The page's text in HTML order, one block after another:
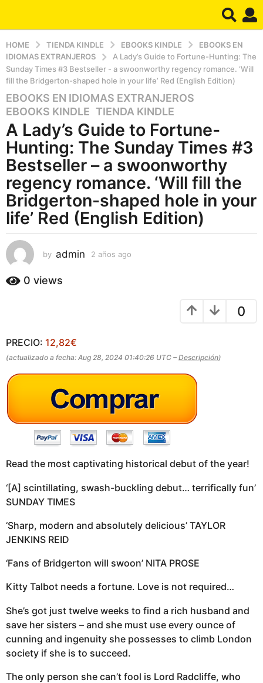
HOME TIENDA KINDLE EBOOKS KINDLE
EBOOKS EN
IDIOMAS EXTRANJEROS
A Lady’s Guide to Fortune-Hunting: The
Sunday Times #3 Bestseller - a swoonworthy regency romance. ‘Will
fill the Bridgerton-shaped hole in your life’ Red (English Edition)
2
a
ñ
o
s
a
g
o
2
a
ñ
o
s
a
EBOOKS EN IDIOMAS EXTRANJEROS
EBOOKS KINDLE ,TIENDA KINDLE
A Lady’s Guide to Fortune-
Hunting: The Sunday Times #3
Bestseller – a swoonworthy
regency romance. ‘Will fill the
Bridgerton-shaped hole in your
life’ Red (English Edition)
by admin 2 años ago
0 views
0
PRECIO: 12,82€
(actualizado a fecha: Aug 28, 2024 01:40:26 UTC – Descripción)
Read the most captivating historical debut of the year!
‘[A] scintillating, swash-buckling debut… terrifically fun’
SUNDAY TIMES
‘Sharp, modern and absolutely delicious’ TAYLOR
JENKINS REID
‘Fans of Bridgerton will swoon’ NITA PROSE
Kitty Talbot needs a fortune. Love is not required…
She’s got just twelve weeks to find a rich husband and
save her sisters – and she must use every ounce of
cunning and ingenuity she possesses to climb London
society if she is to succeed.
The only person she can’t fool is Lord Radcliffe, who